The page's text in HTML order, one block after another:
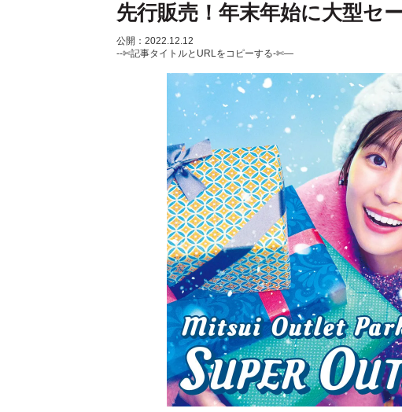
先行販売！年末年始に大型セ
公開：2022.12.12
--✄記事タイトルとURLをコピーする-✄—